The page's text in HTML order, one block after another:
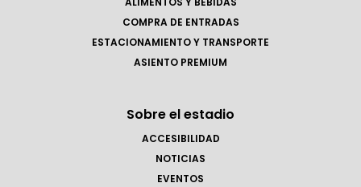
COMPRA DE ENTRADAS
ESTACIONAMIENTO Y TRANSPORTE
ASIENTO PREMIUM
Sobre el estadio
ACCESIBILIDAD
NOTICIAS
EVENTOS